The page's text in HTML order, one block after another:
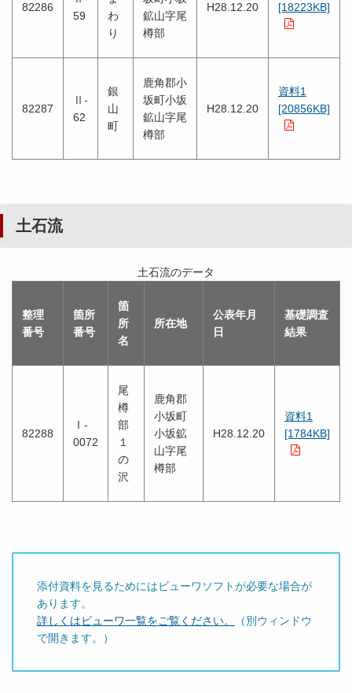
82286
59
わ
り
鉱山字尾
樽部
H28.12.20
[18223KB]
82287
Ⅱ-
62
銀
山
町
鹿角郡小
坂町小坂
鉱山字尾
樽部
H28.12.20
資料1
[20856KB]
土石流
土石流のデータ
整理
番号
箇所
番号
箇
所
名
所在地
公表年月
日
基礎調査
結果
82288
Ⅰ-
0072
尾
樽
部
１
の
沢
鹿角郡
小坂町
小坂鉱
山字尾
樽部
H28.12.20
資料1
[1784KB]
添付資料を見るためにはビューワソフトが必要な場合が
あります。
詳しくはビューワ一覧をご覧ください。
（別ウィンドウ
で開きます。）